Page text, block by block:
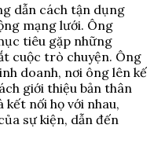
dẫn cách tận dụng
mạng lưới. Ông
tiêu gặp những
cuộc trò chuyện. Ông
doanh, nơi ông lên kế
giới thiệu bản thân
nối họ với nhau,
sự kiện, dẫn đến